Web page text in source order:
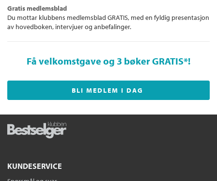
Gratis medlemsblad
Du mottar klubbens medlemsblad GRATIS, med en fyldig presentasjon
av hovedboken, intervjuer og anbefalinger.
Få velkomstgave og 3 bøker GRATIS*!
BLI MEDLEM I DAG
KUNDESERVICE